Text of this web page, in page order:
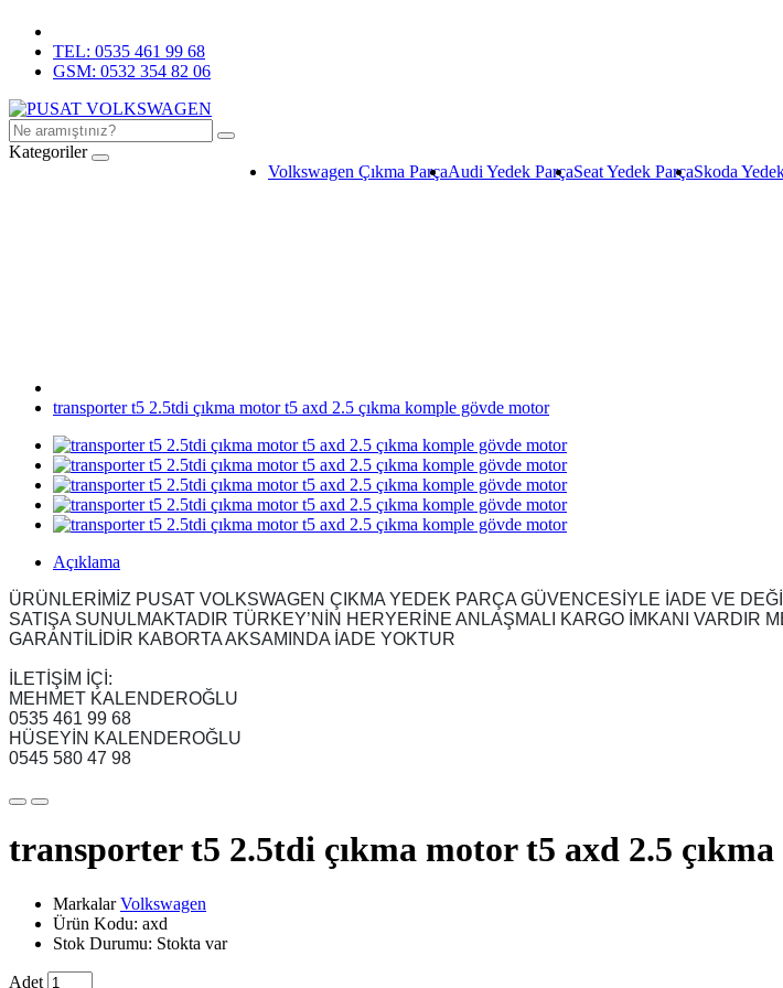
TEL: 0535 461 99 68
GSM: 0532 354 82 06
Kategoriler
Volkswagen Çıkma ParçaAudi Yedek ParçaSeat Yedek ParçaSkoda
transporter t5 2.5tdi çıkma motor t5 axd 2.5 çıkma komple gövde motor
Açıklama
ÜRÜNLERİMİZ PUSAT VOLKSWAGEN ÇIKMA YEDEK PARÇA GÜVENCESİYLE İADE VE
SATIŞA SUNULMAKTADIR TÜRKEY’NİN HERYERİNE ANLAŞMALI KARGO İMKANI VARDIR
GARANTİLİDİR KABORTA AKSAMINDA İADE YOKTUR
İLETİŞİM İÇİ:
MEHMET KALENDEROĞLU
0535 461 99 68
HÜSEYİN KALENDEROĞLU
0545 580 47 98
transporter t5 2.5tdi çıkma motor t5 axd 2.5
MarkalarVolkswagen
Ürün Kodu: axd
Stok Durumu: Stokta var
Adet